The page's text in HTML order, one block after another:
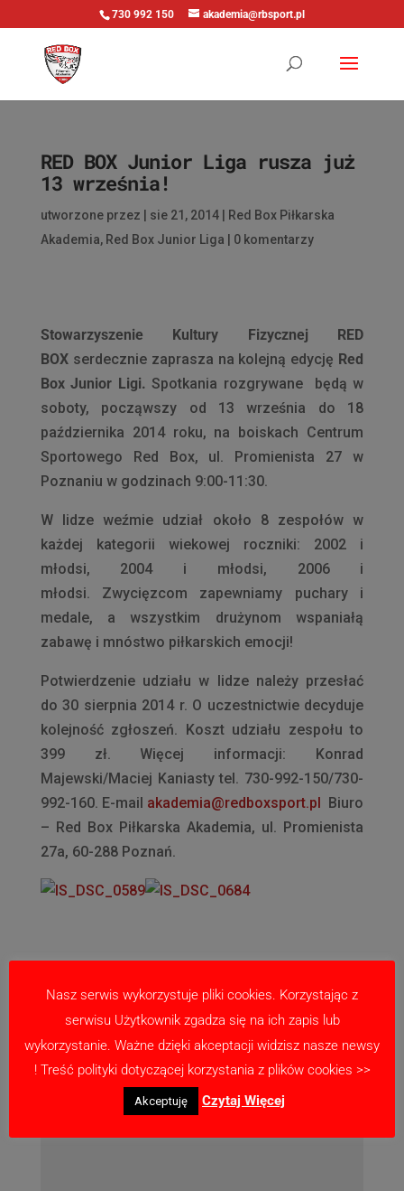
730 992 150 akademia@rbsport.pl
RED BOX Junior Liga rusza już
13 września!
utworzone przez sie 21, 2014|
Red Box Piłkarska
Akademia, Red Box Junior Liga 0 komentarzy
Stowarzyszenie Kultury Fizycznej RED
BOX serdecznie zaprasza na kolejną edycję Red
Box Junior Ligi.Spotkania rozgrywane będą w
soboty, począwszy od 13 września do 18
października 2014 roku, na boiskach Centrum
Sportowego Red Box, ul. Promienista 27 w
Poznaniu w godzinach 9:00-11:30.
W lidze weźmie udział około 8 zespołów w
każdej kategorii wiekowej roczniki: 2002 i
młodsi, 2004 i młodsi, 2006 i
młodsi. Zwycięzcom zapewniamy puchary i
medale, a wszystkim drużynom wspaniałą
zabawę i mnóstwo piłkarskich emocji!
Potwierdzenie udziału w lidze należy przesłać
do 30 sierpnia 2014 r. O uczestnictwie decyduje
kolejność zgłoszeń. Koszt udziału zespołu to
399 zł. Więcej informacji: Konrad
Majewski/Maciej Kaniasty tel. 730-992-150/730-
992-160. E-mail akademia@redboxsport.pl Biuro
– Red Box Piłkarska Akademia, ul. Promienista
27a, 60-288 Poznań.
Prześlij komentarz
Twój adres email nie zostanie opublikowany.
Wymagane pola są oznaczone*
Nasz serwis wykorzystuje pliki cookies. Korzystając z
serwisu Użytkownik zgadza się na ich zapis lub
wykorzystanie. Ważne dzięki akceptacji widzisz nasze newsy
! Treść polityki dotyczącej korzystania z plików cookies >>
Akceptuję Czytaj Więcej